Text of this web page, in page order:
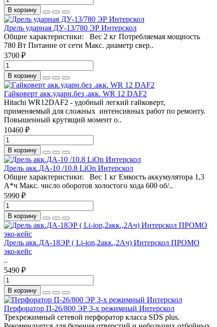
В корзину
Дрель ударная ДУ-13/780 ЭР Интерскол
Общие характеристики: Вес 2 кг Потребляемая мощность
780 Вт Питание от сети Макс. диаметр свер..
3700 ₽
В корзину
Гайковерт акк.ударн.без .акк. WR 12 DAF2
Hitachi WR12DAF2 - удобный легкий гайковерт,
применяемый для сложных интенсивных работ по ремонту.
Повышенный крутящий момент о..
10460 ₽
В корзину
Дрель акк.ДА-10 /10.8 LiOn Интерскол
Общие характеристики: Вес 1 кг Емкость аккумулятора 1,3
А*ч Макс. число оборотов холостого хода 600 об/..
5990 ₽
В корзину
Дрель акк.ДА-18ЭР ( Li-ion,2акк.,2Ач) Интерскол ПРОМО
эко-кейс
..
5490 ₽
В корзину
Перфоратор П-26/800 ЭР 3-х режимный Интерскол
Трехрежимный сетевой перфоратор класса SDS plus.